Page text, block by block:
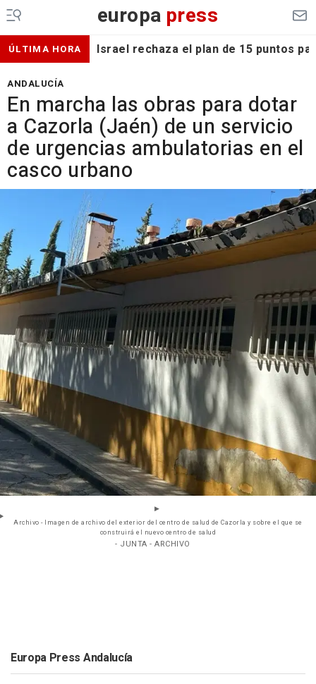
europa press
ÚLTIMA HORA Israel rechaza el plan de 15 puntos
ANDALUCÍA
En marcha las obras para dotar
a Cazorla (Jaén) de un servicio
de urgencias ambulatorias en el
casco urbano
Archivo - Imagen de archivo del exterior del centro de salud de Cazorla y sobre el que se
construirá el nuevo centro de salud
- JUNTA - ARCHIVO
Europa Press Andalucía